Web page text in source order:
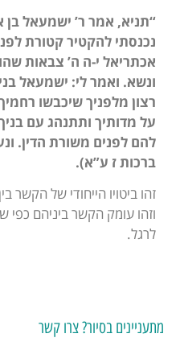
מתעניינים בסיור? צרו קשר
“תניא, אמר ר’ ישמעאל בן
נכנסתי להקטיר קטורת
אכתריאל י-ה ה’ צבאות
ונשא. ואמר לי: ישמעאל
רצון מלפניך שיכבשו
על מדותיך ותתנהג עם
להם לפנים משורת הדין.
ברכות ז ע”א).
זהו ביטויו הייחודי של הקשר
וזהו עומק הקשר ביניהם
לרגל.